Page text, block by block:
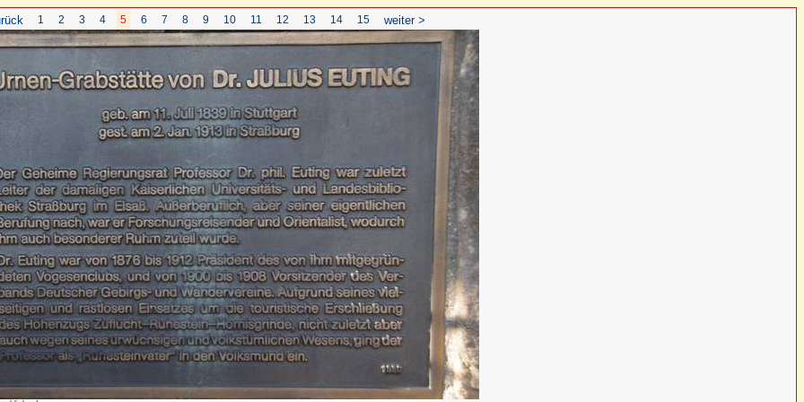
1 2 3 4 5 6 7 8 9 10 11 12 13 14 15 weiter >